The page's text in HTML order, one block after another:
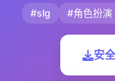
#slg #角色扮演
安